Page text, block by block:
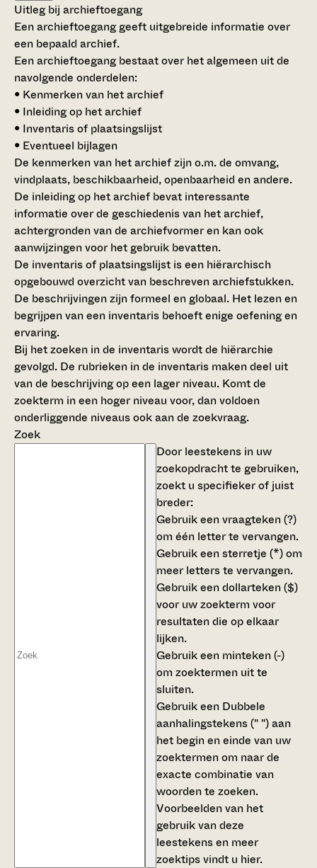
Uitleg bij archieftoegang
Een archieftoegang geeft uitgebreide informatie over
een bepaald archief.
Een archieftoegang bestaat over het algemeen uit de
navolgende onderdelen:
• Kenmerken van het archief
• Inleiding op het archief
• Inventaris of plaatsingslijst
• Eventueel bijlagen
De kenmerken van het archief zijn o.m. de omvang,
vindplaats, beschikbaarheid, openbaarheid en andere.
De inleiding op het archief bevat interessante
informatie over de geschiedenis van het archief,
achtergronden van de archiefvormer en kan ook
aanwijzingen voor het gebruik bevatten.
De inventaris of plaatsingslijst is een hiërarchisch
opgebouwd overzicht van beschreven archiefstukken.
De beschrijvingen zijn formeel en globaal. Het lezen en
begrijpen van een inventaris behoeft enige oefening en
ervaring.
Bij het zoeken in de inventaris wordt de hiërarchie
gevolgd. De rubrieken in de inventaris maken deel uit
van de beschrijving op een lager niveau. Komt de
zoekterm in een hoger niveau voor, dan voldoen
onderliggende niveaus ook aan de zoekvraag.
Zoek
Door leestekens in uw
zoekopdracht te gebruiken,
zoekt u specifieker of juist
breder:
Gebruik eenvraagteken (?)
om één letter te vervangen.
Gebruik eensterretje (*)om
meer letters te vervangen.
Gebruik eendollarteken ($)
voor uw zoekterm voor
resultaten die op elkaar
lijken.
Gebruik een minteken (-)
om zoektermen uit te
sluiten.
Gebruik een Dubbele
aanhalingstekens (" ")aan
het begin en einde van uw
zoektermen om naar de
exacte combinatie van
woorden te zoeken.
Voorbeelden van het
gebruik van deze
leestekens en meer
zoektips vindt u hier.